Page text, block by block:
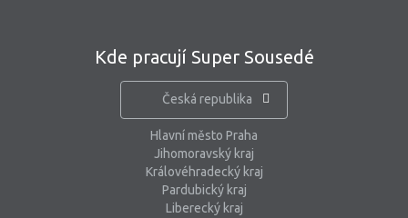
Kde pracují Super Sousedé
Česká republika
Hlavní město Praha
Jihomoravský kraj
Královéhradecký kraj
Pardubický kraj
Liberecký kraj